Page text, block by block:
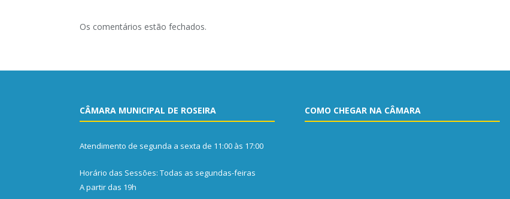
Os comentários estão fechados.
CÂMARA MUNICIPAL DE ROSEIRA
Atendimento de segunda a sexta de 11:00 às 17:00
Horário das Sessões: Todas as segundas-feiras
A partir das 19h
COMO CHEGAR NA CÂMARA